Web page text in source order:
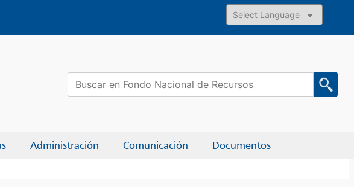
Powered by
Administración Comunicación Documentos
Buscar: